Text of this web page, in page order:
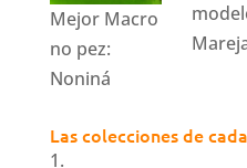
Mejor Macro
no pez:
Noniná
Las colecciones de